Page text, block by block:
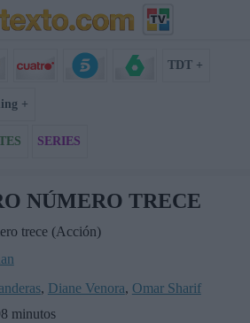
TDT +
+
SERIES
NÚMERO TRECE
trece (Acción)
, Diane Venora, Omar Sharif
minutos